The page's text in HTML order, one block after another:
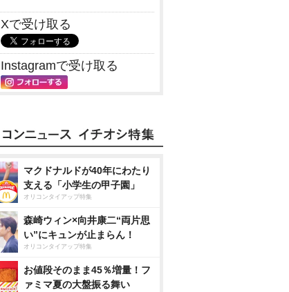
Xで受け取る
Instagramで受け取る
マクドナルドが40年にわたり
支える「小学生の甲子園」
オリコンタイアップ特集
森崎ウィン×向井康二“両片思
い”にキュンが止まらん！
オリコンタイアップ特集
お値段そのまま45％増量！フ
ァミマ夏の大盤振る舞い